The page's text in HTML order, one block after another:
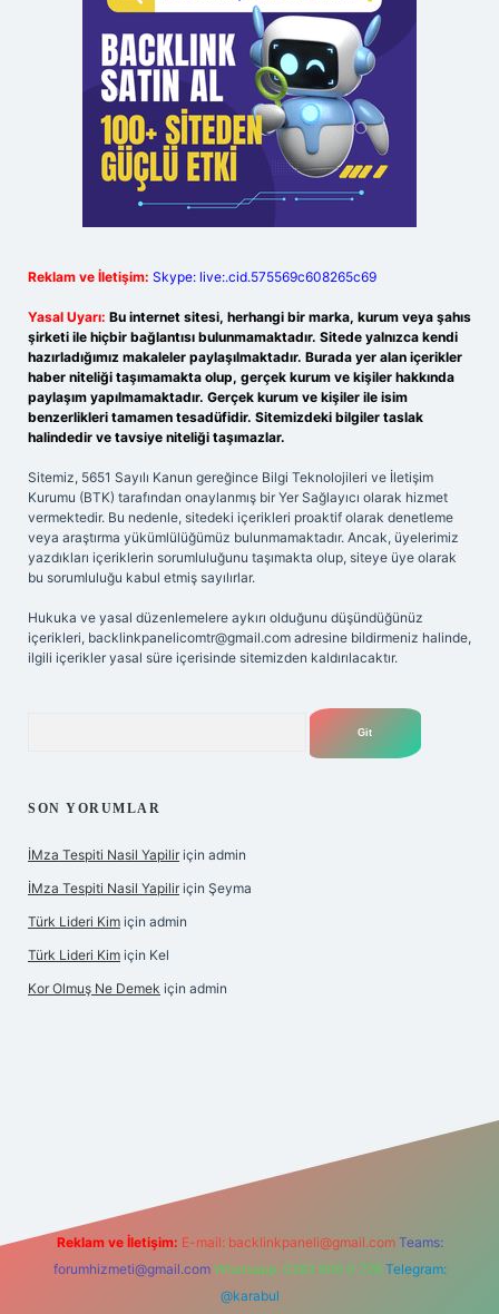
Reklam ve İletişim: Skype: live:.cid.575569c608265c69
Yasal Uyarı: Bu internet sitesi, herhangi bir marka, kurum veya şahıs
şirketi ile hiçbir bağlantısı bulunmamaktadır. Sitede yalnızca kendi
hazırladığımız makaleler paylaşılmaktadır. Burada yer alan içerikler
haber niteliği taşımamakta olup, gerçek kurum ve kişiler hakkında
paylaşım yapılmamaktadır. Gerçek kurum ve kişiler ile isim
benzerlikleri tamamen tesadüfidir. Sitemizdeki bilgiler taslak
halindedir ve tavsiye niteliği taşımazlar.
Sitemiz, 5651 Sayılı Kanun gereğince Bilgi Teknolojileri ve İletişim
Kurumu (BTK) tarafından onaylanmış bir Yer Sağlayıcı olarak hizmet
vermektedir. Bu nedenle, sitedeki içerikleri proaktif olarak denetleme
veya araştırma yükümlülüğümüz bulunmamaktadır. Ancak, üyelerimiz
yazdıkları içeriklerin sorumluluğunu taşımakta olup, siteye üye olarak
bu sorumluluğu kabul etmiş sayılırlar.
Hukuka ve yasal düzenlemelere aykırı olduğunu düşündüğünüz
içerikleri, backlinkpanelicomtr@gmail.com adresine bildirmeniz halinde,
ilgili içerikler yasal süre içerisinde sitemizden kaldırılacaktır.
SON YORUMLAR
İMza Tespiti Nasil Yapilir için admin
İMza Tespiti Nasil Yapilir için Şeyma
Türk Lideri Kim için admin
Türk Lideri Kim için Kel
Kor Olmuş Ne Demek için admin
Reklam ve İletişim: E-mail: backlinkpaneli@gmail.com Teams:
forumhizmeti@gmail.com Whatsapp: 0262 606 0 726 Telegram:
@karabul